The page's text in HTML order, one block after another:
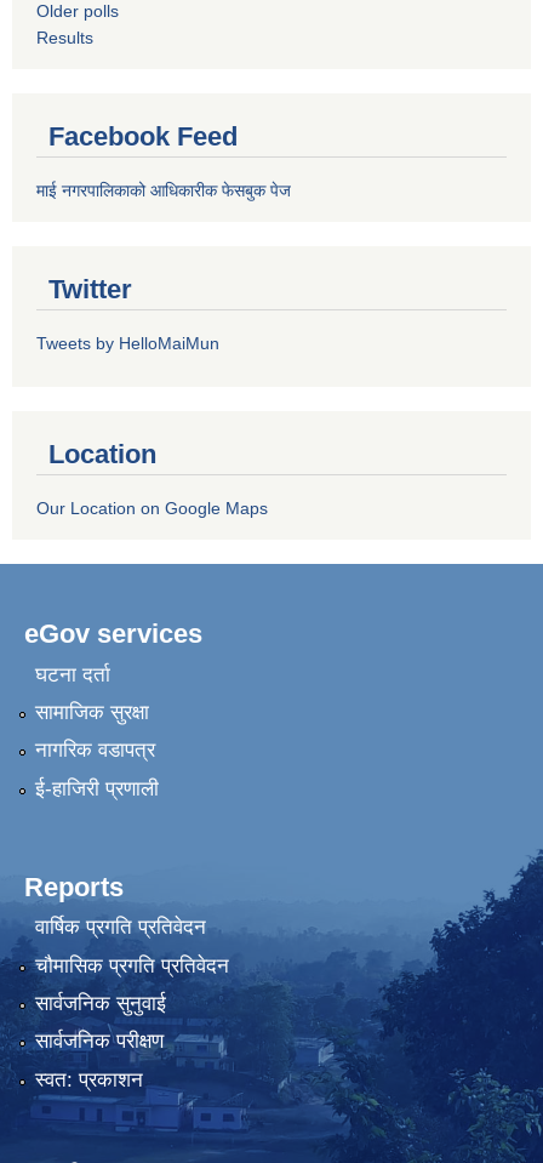
Older polls
Results
Facebook Feed
माई नगरपालिकाको आधिकारीक फेसबुक पेज
Twitter
Tweets by HelloMaiMun
Location
Our Location on Google Maps
eGov services
घटना दर्ता
सामाजिक सुरक्षा
नागरिक वडापत्र
ई-हाजिरी प्रणाली
Reports
वार्षिक प्रगति प्रतिवेदन
चौमासिक प्रगति प्रतिवेदन
सार्वजनिक सुनुवाई
सार्वजनिक परीक्षण
स्वत: प्रकाशन